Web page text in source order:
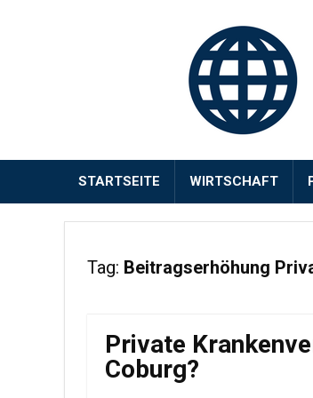
STARTSEITE WIRTSCHAFT
Tag: Beitragserhöhung
Private
Coburg?